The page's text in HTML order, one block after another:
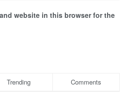
website in this browser for the
Trending Comments